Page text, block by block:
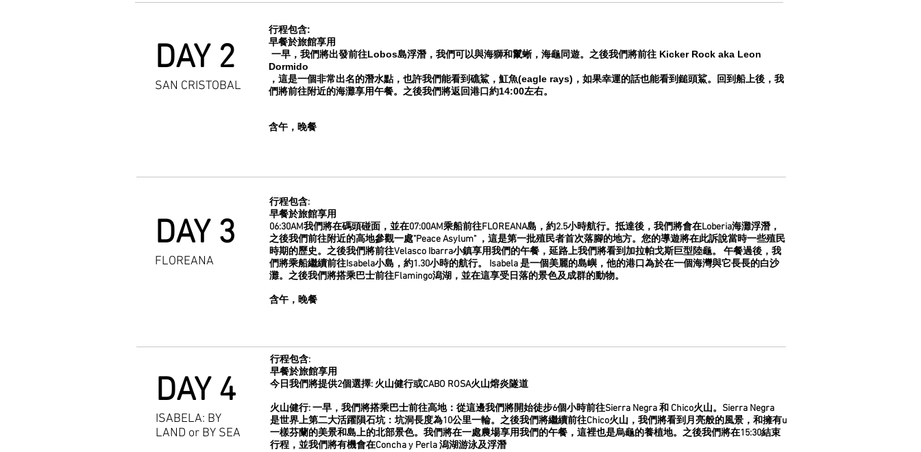
DAY 2
SAN CRISTOBAL
行程包含:
早餐於旅館享用
一早，我們將出發前往Lobos島浮潛，我們可以與海獅和鬣蜥，海龜同遊。之後我們將前往 Kicker Rock aka Leon
Dormido
，這是一個非常出名的潛水點，也許我們能看到礁鯊，魟魚(eagle rays)，如果幸運的話也能看到鎚頭鯊。回到船上後，我
們將前往附近的海灘享用午餐。之後我們將返回港口約14:00左右。
含午，晚餐
DAY 3
FLOREANA
行程包含:
早餐於旅館享用
06:30AM我們將在碼頭碰面，並在07:00AM乘船前往FLOREANA島，約2.5小時航行。抵達後，我們將會在Loberia海灘浮潛，
之後我們前往附近的高地參觀一處"Peace Asylum" ，這是第一批殖民者首次落腳的地方。您的導遊將在此訴說當時一些殖民
時期的歷史。之後我們將前往Velasco Ibarra小鎮享用我們的午餐，延路上我們將看到加拉帕戈斯巨型陸龜。 午餐過後，我
們將乘船繼續前往Isabela小島，約1.30小時的航行。 Isabela 是一個美麗的島嶼，他的港口為於在一個海灣與它長長的白沙
灘。之後我們將搭乘巴士前往Flamingo潟湖，並在這享受日落的景色及成群的動物。
含午，晚餐
DAY 4
ISABELA: BY
LAND or BY SEA
行程包含:
早餐於旅館享用
今日我們將提供2個選擇: 火山健行或CABO ROSA火山熔炎隧道
火山健行: 一早，我們將搭乘巴士前往高地：從這邊我們將開始徒步6個小時前往Sierra Negra 和 Chico火山。Sierra Negra
是世界上第二大活躍隕石坑：坑洞長度為10公里一輪。之後我們將繼續前往Chico火山，我們將看到月亮般的風景，和擁有u
一樣芬蘭的美景和島上的北部景色。我們將在一處農場享用我們的午餐，這裡也是烏龜的養植地。之後我們將在15:30結束
行程，並我們將有機會在Concha y Perla 潟湖游泳及浮潛